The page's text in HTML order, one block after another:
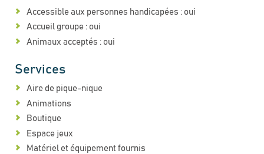
Accessible aux personnes handicapées : oui
Accueil groupe : oui
Animaux acceptés : oui
Services
Aire de pique-nique
Animations
Boutique
Espace jeux
Matériel et équipement fournis